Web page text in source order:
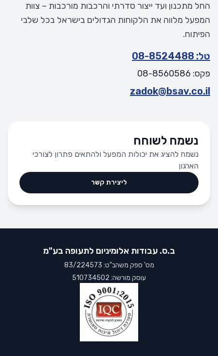
החל מתכנון ועד ייצור סדרתי והרכבות מורכבות – צוות
המפעל מלווה את הלקוחות הגדולים בישראל בכל שלבי
הפיתוח.
טל: 08-8524488
פקס: 08-8560586
zadok@bsav.co.il
נשמח לשוחח
נשמח להציג את יכולות המפעל ולהתאים פתרון לצורכי
הארגון
ליצירת קשר
ב.ס. עבודות אלומיניום לתעופה בע"מ
מס' ספק משהב"ט: 83/224573
עוסק מורשה: 510734502